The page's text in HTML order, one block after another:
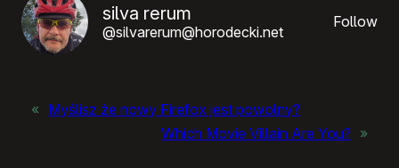
silva rerum
@silvarerum@horodecki.net
Follow
« Myślisz że nowy Firefox jest powolny?
Which Movie Villain Are You? »